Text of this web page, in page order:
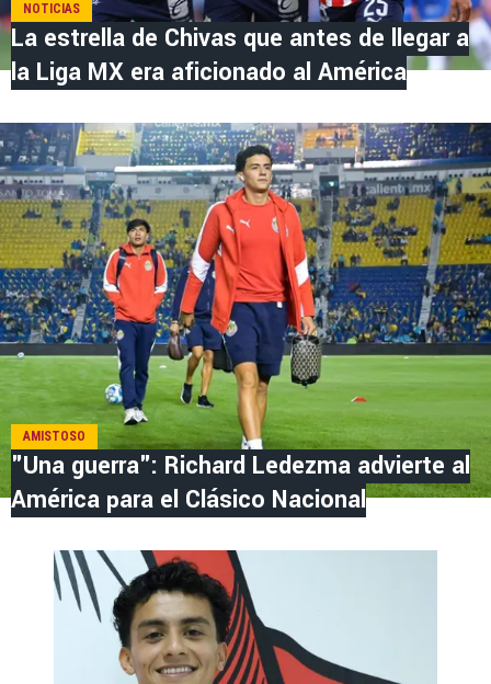
NOTICIAS
La estrella de Chivas que antes de llegar a
la Liga MX era aficionado al América
AMISTOSO
"Una guerra": Richard Ledezma advierte al
América para el Clásico Nacional